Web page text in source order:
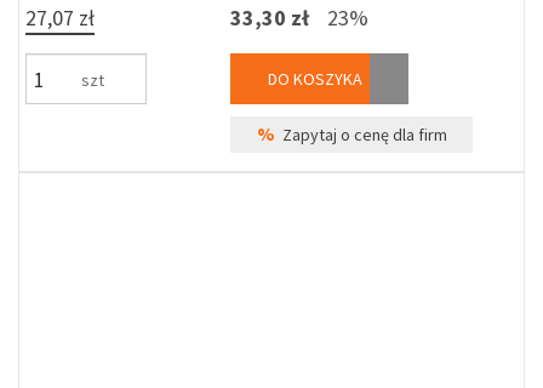
27,07 zł
szt
33,30 zł 23%
DO KOSZYKA
% Zapytaj o cenę dla firm